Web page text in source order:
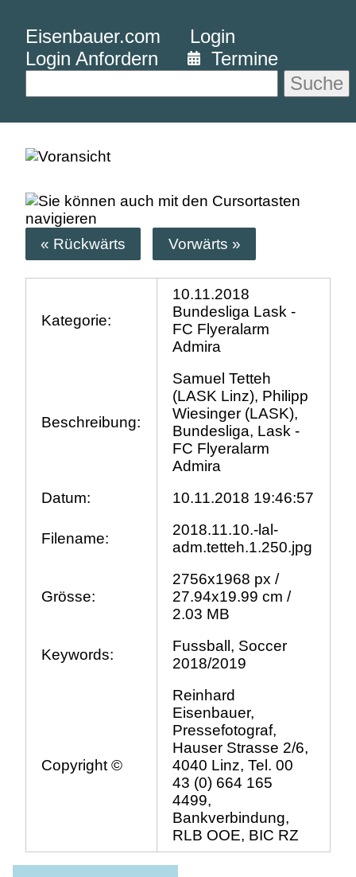
Eisenbauer.com
Login
Login Anfordern
Termine
Suche
« Rückwärts Vorwärts »
Kategorie:
10.11.2018
Bundesliga Lask -
FC Flyeralarm
Admira
Beschreibung:
Samuel Tetteh
(LASK Linz), Philipp
Wiesinger (LASK),
Bundesliga, Lask -
FC Flyeralarm
Admira
Datum:
10.11.2018 19:46:57
Filename:
2018.11.10.-lal-
adm.tetteh.1.250.jpg
Grösse:
2756x1968 px /
27.94x19.99 cm /
2.03 MB
Keywords:
Fussball, Soccer
2018/2019
Copyright ©
Reinhard
Eisenbauer,
Pressefotograf,
Hauser Strasse 2/6,
4040 Linz, Tel. 00
43 (0) 664 165
4499,
Bankverbindung,
RLB OOE, BIC RZ